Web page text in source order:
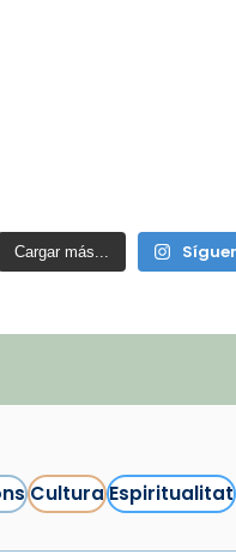
Cargar más...
CulturaEspiritualitat